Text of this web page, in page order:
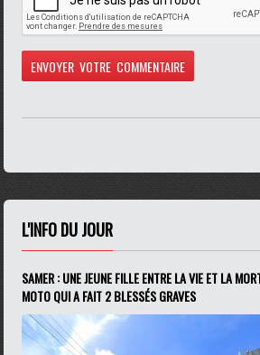
L'INFO DU JOUR
SAMER : UNE JEUNE FILLE ENTRE LA VIE ET LA
MOTO QUI A FAIT 2 BLESSÉS GRAVES